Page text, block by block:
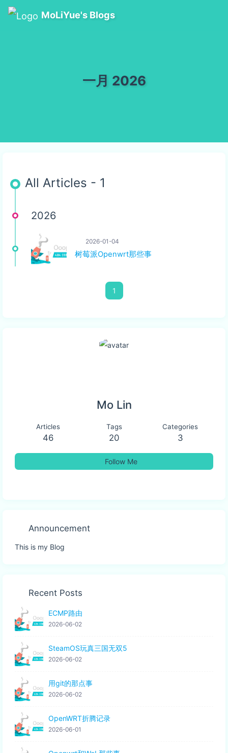
MoLiYue's Blogs
一月 2026
All Articles - 1
2026
2026-01-04
树莓派Openwrt那些事
1
Mo Lin
Articles
46
Tags
20
Categories
3
Follow Me
Announcement
This is my Blog
Recent Posts
ECMP路由
2026-06-02
SteamOS玩真三国无双5
2026-06-02
用git的那点事
2026-06-02
OpenWRT折腾记录
2026-06-01